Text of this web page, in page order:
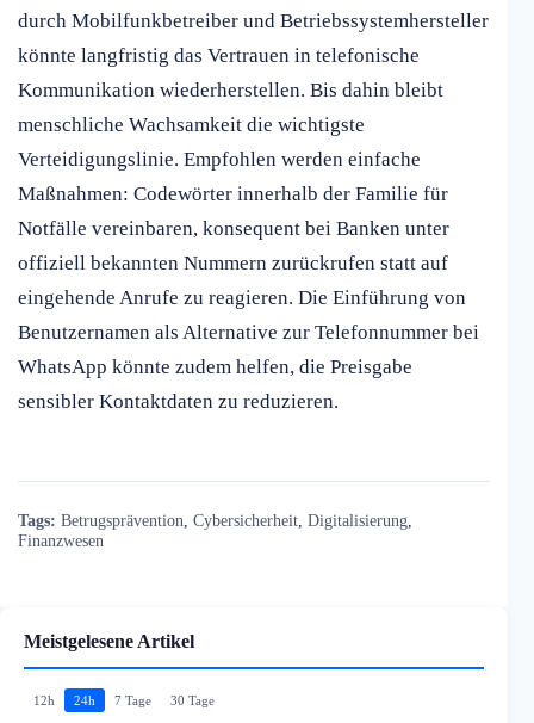
durch Mobilfunkbetreiber und Betriebssystemhersteller
könnte langfristig das Vertrauen in telefonische
Kommunikation wiederherstellen. Bis dahin bleibt
menschliche Wachsamkeit die wichtigste
Verteidigungslinie. Empfohlen werden einfache
Maßnahmen: Codewörter innerhalb der Familie für
Notfälle vereinbaren, konsequent bei Banken unter
offiziell bekannten Nummern zurückrufen statt auf
eingehende Anrufe zu reagieren. Die Einführung von
Benutzernamen als Alternative zur Telefonnummer bei
WhatsApp könnte zudem helfen, die Preisgabe
sensibler Kontaktdaten zu reduzieren.
Tags: Betrugsprävention Cybersicherheit Digitalisierung
Finanzwesen
Meistgelesene Artikel
12h 24h 7 Tage 30 Tage